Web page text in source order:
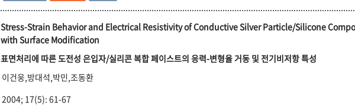
Stress-Strain Behavior and Electrical Resistivity of Conductive Silver Particle/Silicone
with Surface Modification
표면처리에 따른 도전성 은입자/실리콘 복합 페이스트의 응력-변형율 거동 및 전기비저항 특성
이건웅,방대석,박민,조동환
2004; 17(5): 61-67